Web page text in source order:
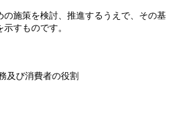
施策を検討、推進するうえで、その基
すものです。
及び消費者の役割